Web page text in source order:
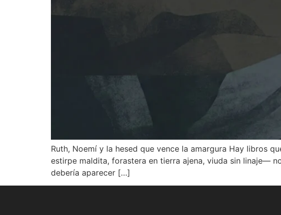
Ruth, Noemí y la hesed que vence la amargura Hay libros
estirpe maldita, forastera en tierra ajena, viuda sin linaje—
debería aparecer […]